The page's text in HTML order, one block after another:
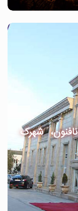
شهرک